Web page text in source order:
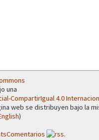
una
CompartirIgual 4.0
web se distribuyen bajo la
)
Comentarios .